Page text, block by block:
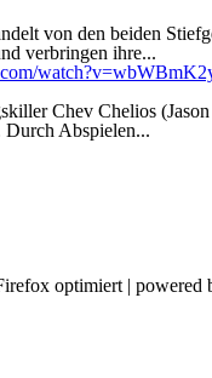
von den beiden
verbringen ihre...
Chev Chelios
Abspielen...
optimiert | powered